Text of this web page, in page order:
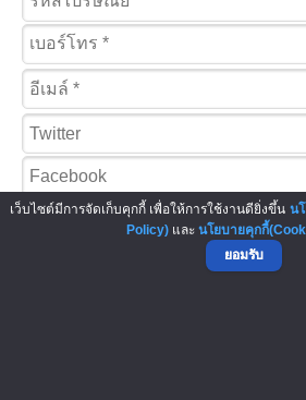
เว็บไซต์มีการจัดเก็บคุกกี้ เพื่อให้การใช้งานดียิ่งขึ้น น
Policy)และ นโยบายคุกกี้
ยอมรับ